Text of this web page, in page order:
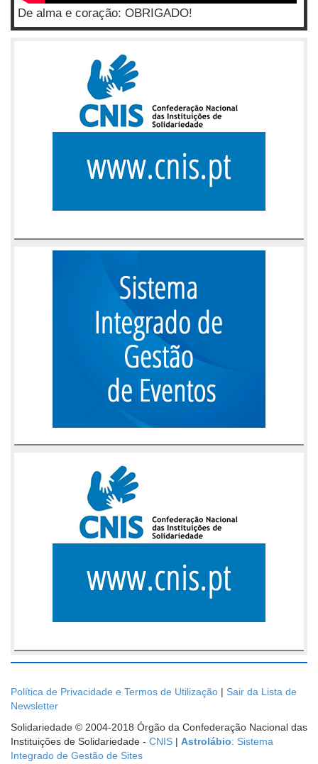
De alma e coração: OBRIGADO!
Política de Privacidade e Termos de Utilização | Sair da Lista de
Newsletter
Solidariedade © 2004-2018 Órgão da Confederação Nacional das
Instituições de Solidariedade - CNIS | Astrolábio: Sistema
Integrado de Gestão de Sites